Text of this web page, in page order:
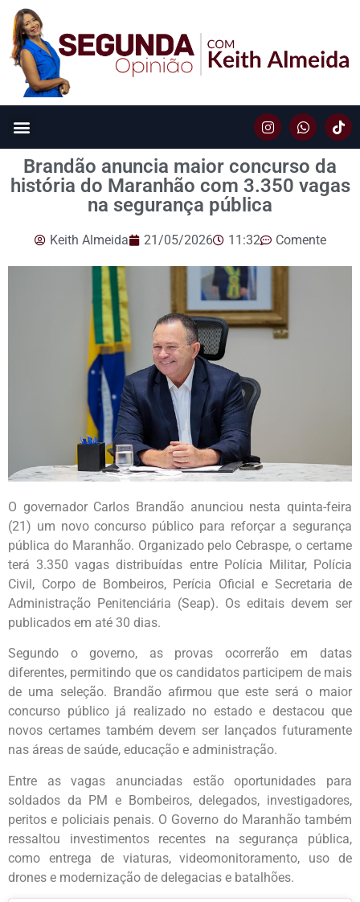
Brandão anuncia maior concurso da
história do Maranhão com 3.350 vagas
na segurança pública
Keith Almeida 21/05/2026 11:32 Comente
O governador Carlos Brandão anunciou nesta quinta-feira
(21) um novo concurso público para reforçar a segurança
pública do Maranhão. Organizado pelo Cebraspe, o certame
terá 3.350 vagas distribuídas entre Polícia Militar, Polícia
Civil, Corpo de Bombeiros, Perícia Oficial e Secretaria de
Administração Penitenciária (Seap). Os editais devem ser
publicados em até 30 dias.
Segundo o governo, as provas ocorrerão em datas
diferentes, permitindo que os candidatos participem de mais
de uma seleção. Brandão afirmou que este será o maior
concurso público já realizado no estado e destacou que
novos certames também devem ser lançados futuramente
nas áreas de saúde, educação e administração.
Entre as vagas anunciadas estão oportunidades para
soldados da PM e Bombeiros, delegados, investigadores,
peritos e policiais penais. O Governo do Maranhão também
ressaltou investimentos recentes na segurança pública,
como entrega de viaturas, videomonitoramento, uso de
drones e modernização de delegacias e batalhões.